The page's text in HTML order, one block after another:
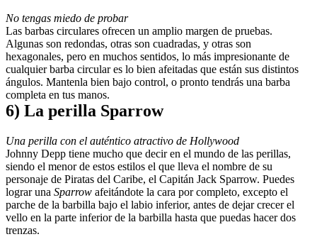
No tengas miedo de probar
Las barbas circulares ofrecen un amplio margen de pruebas.
Algunas son redondas, otras son cuadradas, y otras son
hexagonales, pero en muchos sentidos, lo más impresionante de
cualquier barba circular es lo bien afeitadas que están sus distintos
ángulos. Mantenla bien bajo control, o pronto tendrás una barba
completa en tus manos.
6) La perilla Sparrow
Una perilla con el auténtico atractivo de Hollywood
Johnny Depp tiene mucho que decir en el mundo de las perillas,
siendo el menor de estos estilos el que lleva el nombre de su
personaje de Piratas del Caribe, el Capitán Jack Sparrow. Puedes
lograr una Sparrow afeitándote la cara por completo, excepto el
parche de la barbilla bajo el labio inferior, antes de dejar crecer el
vello en la parte inferior de la barbilla hasta que puedas hacer dos
trenzas.